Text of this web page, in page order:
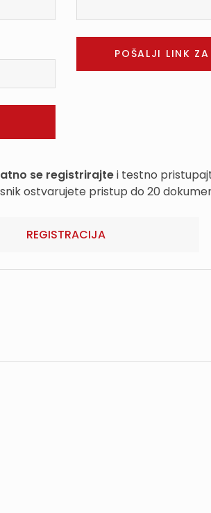
se registrirajtei testno
ostvarujete pristup do 20
REGISTRACIJA